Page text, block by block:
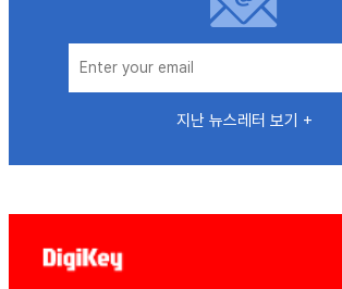
지난 뉴스레터 보기 +